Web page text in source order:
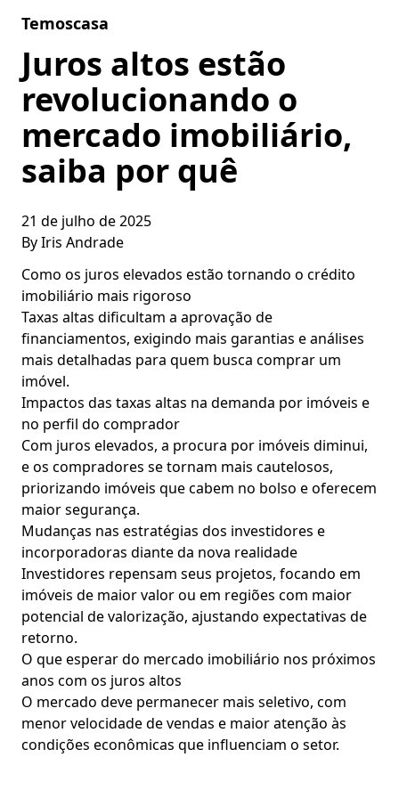
Temoscasa
Juros altos estão
revolucionando o
mercado imobiliário,
saiba por quê
21 de julho de 2025
ByIris Andrade
Como os juros elevados estão tornando o crédito
imobiliário mais rigoroso
Taxas altas dificultam a aprovação de
financiamentos, exigindo mais garantias e análises
mais detalhadas para quem busca comprar um
imóvel.
Impactos das taxas altas na demanda por imóveis e
no perfil do comprador
Com juros elevados, a procura por imóveis diminui,
e os compradores se tornam mais cautelosos,
priorizando imóveis que cabem no bolso e oferecem
maior segurança.
Mudanças nas estratégias dos investidores e
incorporadoras diante da nova realidade
Investidores repensam seus projetos, focando em
imóveis de maior valor ou em regiões com maior
potencial de valorização, ajustando expectativas de
retorno.
O que esperar do mercado imobiliário nos próximos
anos com os juros altos
O mercado deve permanecer mais seletivo, com
menor velocidade de vendas e maior atenção às
condições econômicas que influenciam o setor.